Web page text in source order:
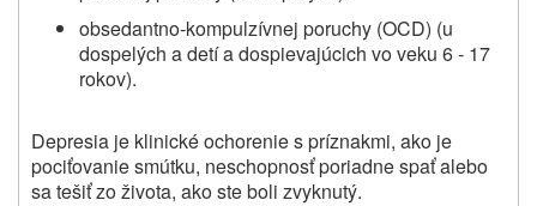
obsedantno‑kompulzívnej poruchy (OCD) (u
dospelých a detí a dospievajúcich vo veku 6 ‑ 17
rokov).
Depresia je klinické ochorenie s príznakmi, ako je
pociťovanie smútku, neschopnosť poriadne spať alebo
sa tešiť zo života, ako ste boli zvyknutý.